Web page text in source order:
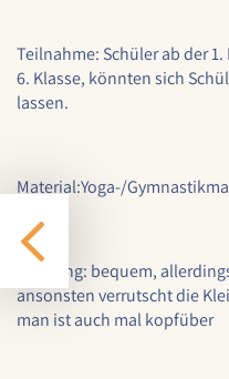
Teilnahme: Schüler ab der
6. Klasse, könnten sich
lassen.
Material:Yoga-/
Kleidung: bequem,
ansonsten verrutscht die
man ist auch mal kopfüber
Um Inhalte von
können, werden von
Name:
Dieser Cookie
Einverständnis-
das Laden des